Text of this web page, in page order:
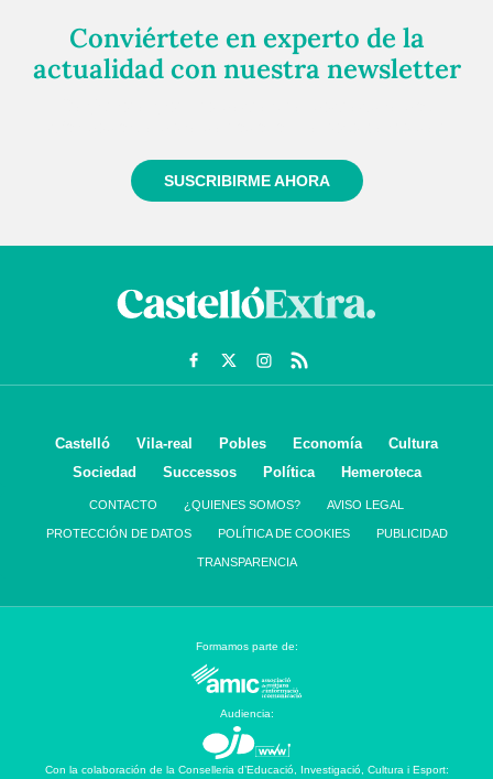
Conviértete en experto de la
actualidad con nuestra newsletter
SUSCRIBIRME AHORA
Castelló Vila-real Pobles Economía
Cultura
Sociedad
Successos Política Hemeroteca
CONTACTO ¿QUIENES SOMOS? AVISO LEGAL
PROTECCIÓN DE DATOS POLÍTICA DE COOKIES PUBLICIDAD
TRANSPARENCIA
Formamos parte de:
Audiencia:
Con la colaboración de la Conselleria d’Educació, Investigació, Cultura i Esport: